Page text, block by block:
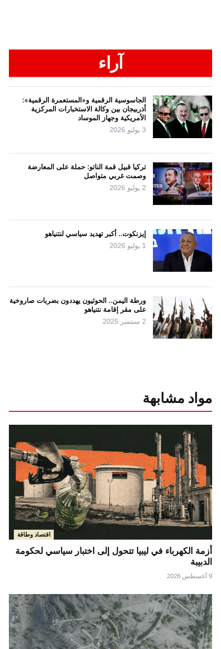
آراء
الجاسوسية الرقمية و«المستعمرة الرقمية»:
أذربيجان بين وكالة الاستخبارات المركزية
الأمريكية وجهاز الموساد
3 يوليو 2026
تركيا قبيل قمة الناتو: حملة على المعارضة
وصمت غربي متواصل
2 يوليو 2026
إيزنكوت.. أكبر تهديد سياسي لنتنياهو
1 يوليو 2026
ورطة اليمن.. الحوثيون يهددون بضربات صاروخية
على مقر إقامة نتنياهو
2 سبتمبر 2025
مواد مشابهة
اقتصاد وطاقة
أزمة الكهرباء في ليبيا تتحول إلى اختبار سياسي لحكومة
الدبيبة
9 أغسطس 2026